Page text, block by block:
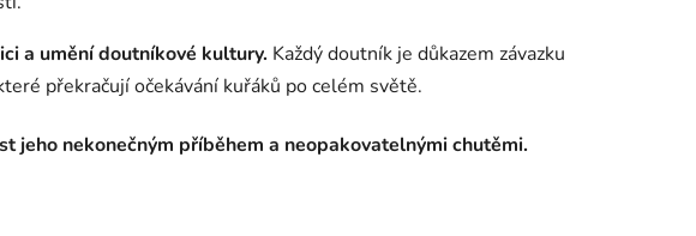
a umění doutníkové kultury. Každý doutník je důkazem závazku
překračují očekávání kuřáků po celém světě.
jeho nekonečným příběhem a neopakovatelnými chutěmi.